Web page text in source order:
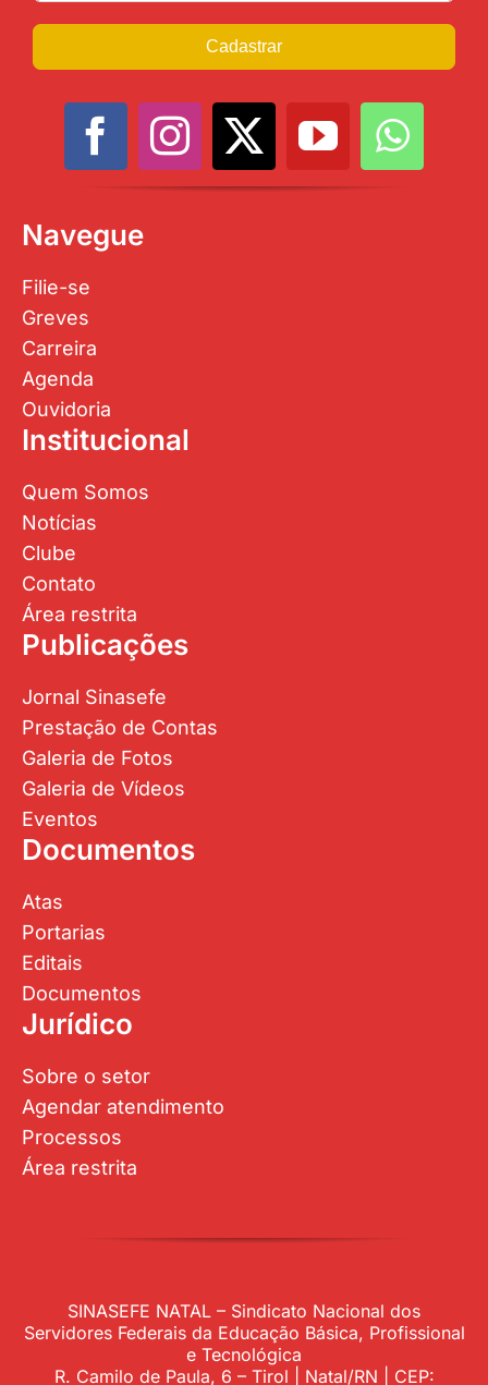
Cadastrar
Navegue
Filie-se
Greves
Carreira
Agenda
Ouvidoria
Institucional
Quem Somos
Notícias
Clube
Contato
Área restrita
Publicações
Jornal Sinasefe
Prestação de Contas
Galeria de Fotos
Galeria de Vídeos
Eventos
Documentos
Atas
Portarias
Editais
Documentos
Jurídico
Sobre o setor
Agendar atendimento
Processos
Área restrita
SINASEFE NATAL – Sindicato Nacional dos
Servidores Federais da Educação Básica, Profissional
e Tecnológica
R. Camilo de Paula, 6 – Tirol | Natal/RN | CEP: